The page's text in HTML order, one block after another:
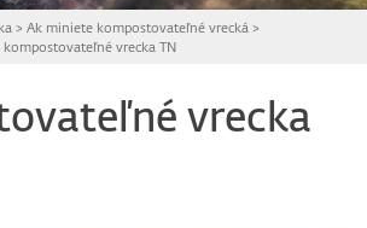
>Ak miniete kompostovateľné vrecká >
kompostovateľné vrecka TN
vrecka